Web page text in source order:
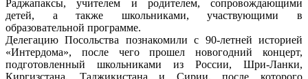
Раджапаксы, учителем и родителем, сопровождающими
детей, а также школьниками, участвующими в
образовательной программе.
Делегацию Посольства познакомили с 90-летней историей
«Интердома», после чего прошел новогодний концерт,
подготовленный школьниками из России, Шри-Ланки,
Киргизстана, Таджикистана и Сирии, после которого